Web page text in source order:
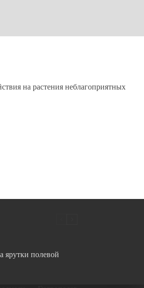
на растения неблагоприятных
ярутки полевой